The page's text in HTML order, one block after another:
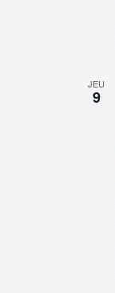
JEU
9